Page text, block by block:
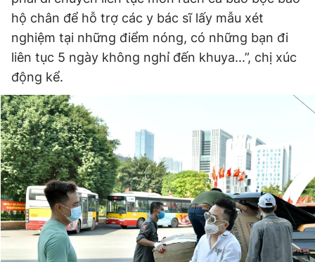
hộ chân để hỗ trợ các y bác sĩ lấy mẫu xét
nghiệm tại những điểm nóng, có những bạn đi
liên tục 5 ngày không nghỉ đến khuya...”, chị xúc
động kể.